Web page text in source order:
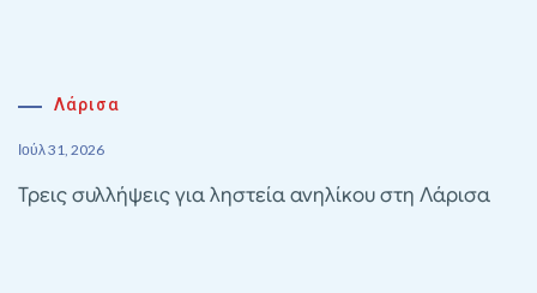
Λάρισα
Ιούλ 31, 2026
Τρεις συλλήψεις για ληστεία ανηλίκου στη Λάρισα